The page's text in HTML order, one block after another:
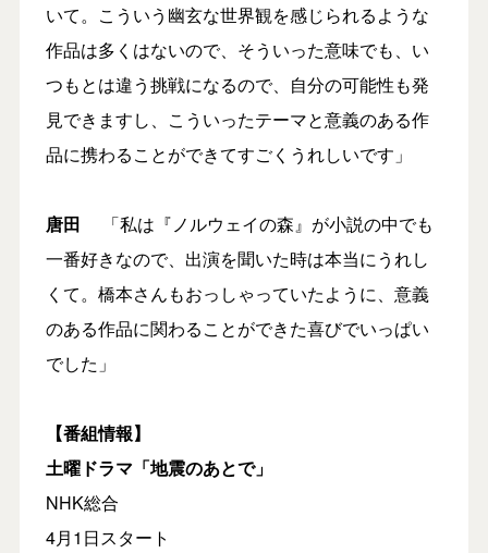
いて。こういう幽玄な世界観を感じられるような
作品は多くはないので、そういった意味でも、い
つもとは違う挑戦になるので、自分の可能性も発
見できますし、こういったテーマと意義のある作
品に携わることができてすごくうれしいです」
唐田
「私は『ノルウェイの森』が小説の中でも
一番好きなので、出演を聞いた時は本当にうれし
くて。橋本さんもおっしゃっていたように、意義
のある作品に関わることができた喜びでいっぱい
でした」
【番組情報】
土曜ドラマ「地震のあとで」
NHK総合
4月1日スタート